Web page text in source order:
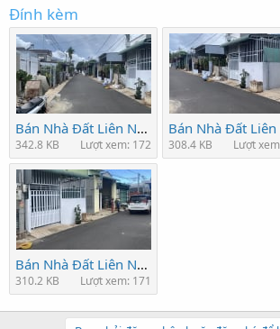
Đính kèm
Bán Nhà Đất Liên Nghĩa 3,5 Tỷ DT 106m2 (5x21m) Có 97m2 Thổ Cư Đông Đô - Liên...jpg
342.8 KB Lượt xem: 172 308.4 KB Lượt
Bán Nhà Đất Liên Nghĩa 3,5 Tỷ DT 106m2 (5x21m) Có 97m2 Thổ Cư Đông Đô - Liên...jpg
310.2 KB Lượt xem: 171